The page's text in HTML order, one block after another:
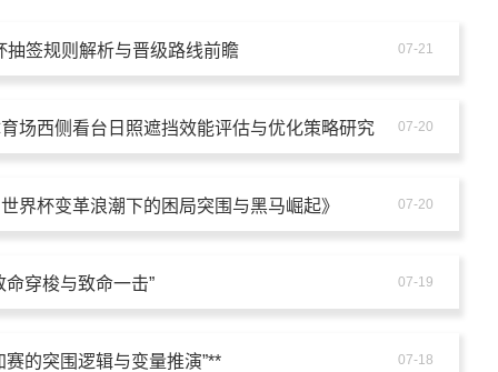
签规则解析与晋级路线前瞻 07-21
场西侧看台日照遮挡效能评估与优化策略研究 07-20
界杯变革浪潮下的困局突围与黑马崛起》 07-20
穿梭与致命一击” 07-19
的突围逻辑与变量推演”** 07-18